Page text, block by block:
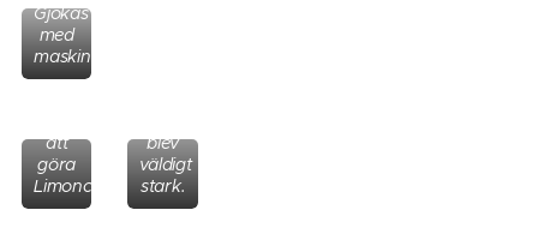
Gjokas
med
maskin.
att
göra
Limoncello.
blev
väldigt
stark.